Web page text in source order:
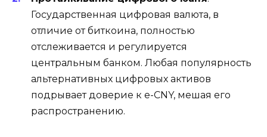
Государственная цифровая валюта, в
отличие от биткоина, полностью
отслеживается и регулируется
центральным банком. Любая популярность
альтернативных цифровых активов
подрывает доверие к e-CNY, мешая его
распространению.